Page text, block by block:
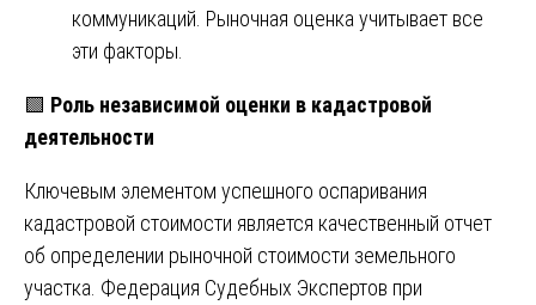
коммуникаций. Рыночная оценка учитывает все
эти факторы.
🟩 Роль независимой оценки в кадастровой
деятельности
Ключевым элементом успешного оспаривания
кадастровой стоимости является качественный отчет
об определении рыночной стоимости земельного
участка. Федерация Судебных Экспертов при